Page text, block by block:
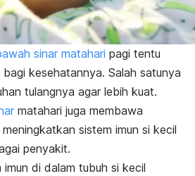
sinar matahari pagi tentu
kesehatannya. Salah satunya
tulangnya agar lebih kuat.
matahari juga membawa
sistem imun si kecil
penyakit.
imun di dalam tubuh si kecil